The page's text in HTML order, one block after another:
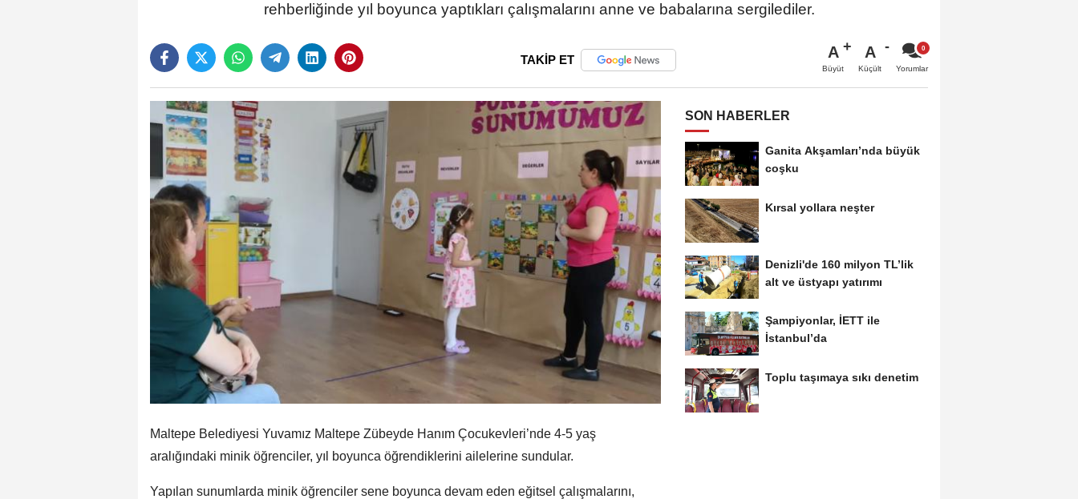
rehberliğinde yıl boyunca yaptıkları çalışmalarını anne ve babalarına sergilediler.
TAKİP ET A
Büyüt
A
Küçült Yorumlar
Maltepe Belediyesi Yuvamız Maltepe Zübeyde Hanım Çocukevleri’nde 4-5 yaş
aralığındaki minik öğrenciler, yıl boyunca öğrendiklerini ailelerine sundular.
Yapılan sunumlarda minik öğrenciler sene boyunca devam eden eğitsel çalışmalarını,
SON HABERLER
Ganita Akşamları’nda büyük
coşku
Kırsal yollara neşter
Denizli'de 160 milyon TL’lik
alt ve üstyapı yatırımı
Şampiyonlar, İETT ile
İstanbul’da
Toplu taşımaya sıkı denetim